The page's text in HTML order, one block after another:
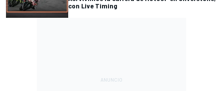
con Live Timing